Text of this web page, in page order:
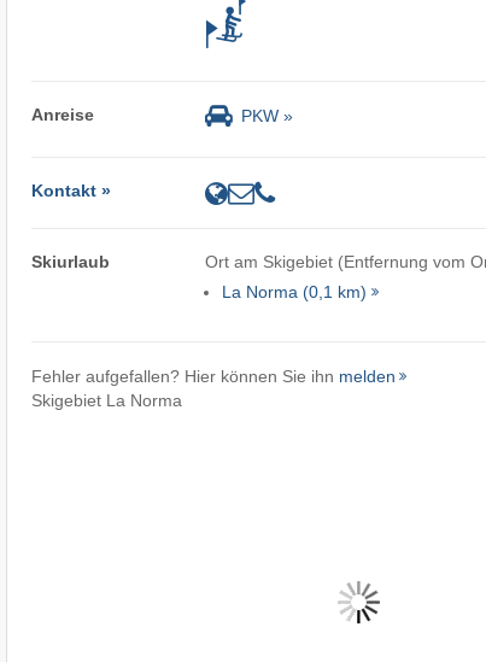
Anreise PKW »
Kontakt »
Skiurlaub
Ort am Skigebiet (Entfernung vom
La Norma (0,1 km)
Fehler aufgefallen? Hier können Sie ihn melden
Skigebiet La Norma